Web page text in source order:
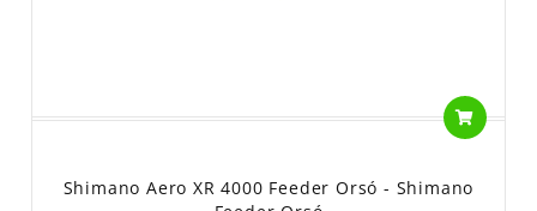
Shimano Aero XR 4000 Feeder Orsó - Shimano